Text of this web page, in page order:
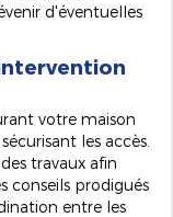
d'éventuelles
votre maison
les accès.
travaux afin
conseils prodigués
entre les